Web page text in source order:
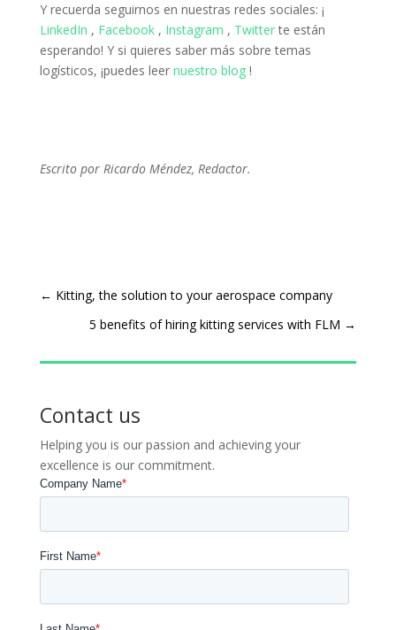
Y recuerda seguirnos en nuestras redes sociales: ¡
LinkedIn , Facebook, Instagram , Twitterte están
esperando! Y si quieres saber más sobre temas
logísticos, ¡puedes leer nuestro blog!
Escrito por Ricardo Méndez, Redactor.
← Kitting, the solution to your aerospace company
5 benefits of hiring kitting services with FLM →
Contact us
Helping you is our passion and achieving your
excellence is our commitment.